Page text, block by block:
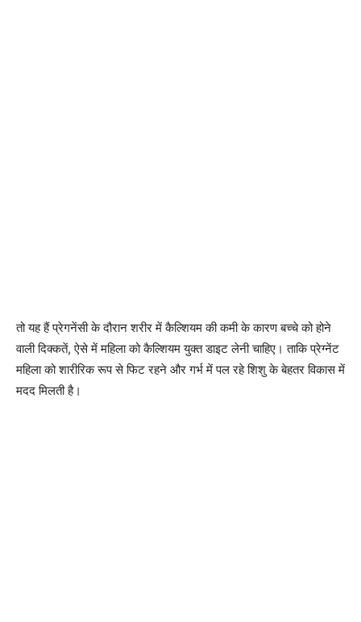
तो यह हैं प्रेगनेंसी के दौरान शरीर में कैल्शियम की कमी के कारण बच्चे को होने
वाली दिक्कतें, ऐसे में महिला को कैल्शियम युक्त डाइट लेनी चाहिए। ताकि प्रेग्नेंट
महिला को शारीरिक रूप से फिट रहने और गर्भ में पल रहे शिशु के बेहतर विकास में
मदद मिलती है।